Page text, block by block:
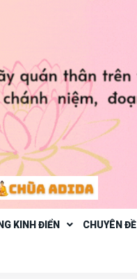
KINH ĐIỂN CHUYÊN ĐỀ